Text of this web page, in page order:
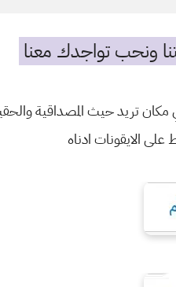
ونحب تواجدك معنا
مكان تريد حيث المصداقية
على الايقونات ادناه